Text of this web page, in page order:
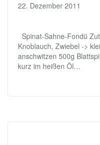
22. Dezember 2011
Spinat-Sahne-Fondü
Knoblauch, Zwiebel ->
anschwitzen 500g
kurz im heißen Öl…